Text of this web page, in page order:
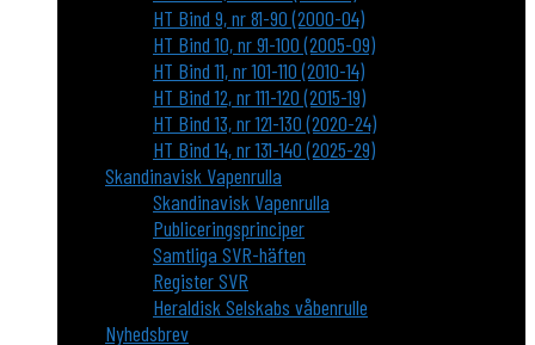
HT Bind 9, nr 81-90 (2000-04)
HT Bind 10, nr 91-100 (2005-09)
HT Bind 11, nr 101-110 (2010-14)
HT Bind 12, nr 111-120 (2015-19)
HT Bind 13, nr 121-130 (2020-24)
HT Bind 14, nr 131-140 (2025-29)
Skandinavisk Vapenrulla
Skandinavisk Vapenrulla
Publiceringsprinciper
Samtliga SVR-häften
Register SVR
Heraldisk Selskabs våbenrulle
Nyhedsbrev